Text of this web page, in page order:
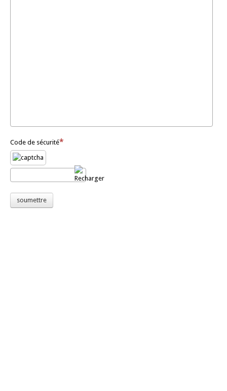
Code de sécurité
soumettre